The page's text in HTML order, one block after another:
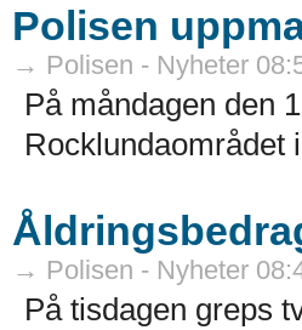
Polisen
→ Polisen - Nyheter
På måndagen den
Rocklundaområdet
→ Polisen - Nyheter
På tisdagen greps